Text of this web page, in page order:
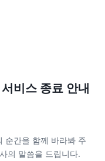
비스 종료 안내
순간을 함께 바라봐 주
의 말씀을 드립니다.